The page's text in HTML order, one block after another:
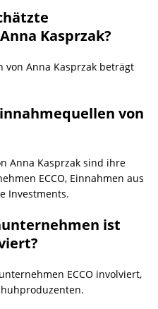
Kasprzak?
von Anna Kasprzak beträgt
von
Anna Kasprzak sind ihre
ECCO, Einnahmen aus
Investments.
ist
ECCO involviert,